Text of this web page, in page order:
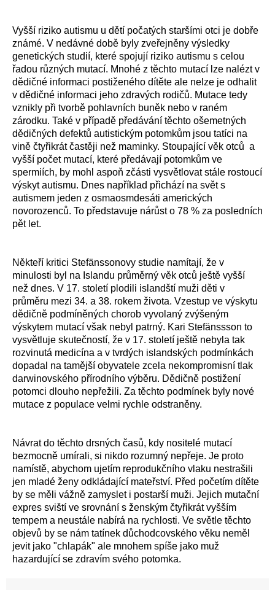
Vyšší riziko autismu u dětí počatých staršími otci je dobře
známé. V nedávné době byly zveřejněny výsledky
genetických studií, které spojují riziko autismu s celou
řadou různých mutací. Mnohé z těchto mutací lze nalézt v
dědičné informaci postiženého dítěte ale nelze je odhalit
v dědičné informaci jeho zdravých rodičů. Mutace tedy
vznikly při tvorbě pohlavních buněk nebo v raném
zárodku. Také v případě předávání těchto ošemetných
dědičných defektů autistickým potomkům jsou tatíci na
vině čtyřikrát častěji než maminky. Stoupající věk otců a
vyšší počet mutací, které předávají potomkům ve
spermiích, by mohl aspoň zčásti vysvětlovat stále rostoucí
výskyt autismu. Dnes například přichází na svět s
autismem jeden z osmaosmdesáti amerických
novorozenců. To představuje nárůst o 78 % za posledních
pět let.
Někteří kritici Stefänssonovy studie namítají, že v
minulosti byl na Islandu průměrný věk otců ještě vyšší
než dnes. V 17. století plodili islandští muži děti v
průměru mezi 34. a 38. rokem života. Vzestup ve výskytu
dědičně podmíněných chorob vyvolaný zvýšeným
výskytem mutací však nebyl patrný. Kari Stefänssson to
vysvětluje skutečností, že v 17. století ještě nebyla tak
rozvinutá medicína a v tvrdých islandských podmínkách
dopadal na tamější obyvatele zcela nekompromisní tlak
darwinovského přírodního výběru. Dědičně postižení
potomci dlouho nepřežili. Za těchto podmínek byly nové
mutace z populace velmi rychle odstraněny.
Návrat do těchto drsných časů, kdy nositelé mutací
bezmocně umírali, si nikdo rozumný nepřeje. Je proto
namístě, abychom ujetím reprodukčního vlaku nestrašili
jen mladé ženy odkládající mateřství. Před početím dítěte
by se měli vážně zamyslet i postarší muži. Jejich mutační
expres sviští ve srovnání s ženským čtyřikrát vyšším
tempem a neustále nabírá na rychlosti. Ve světle těchto
objevů by se nám tatínek důchodcovského věku neměl
jevit jako "chlapák" ale mnohem spíše jako muž
hazardující se zdravím svého potomka.